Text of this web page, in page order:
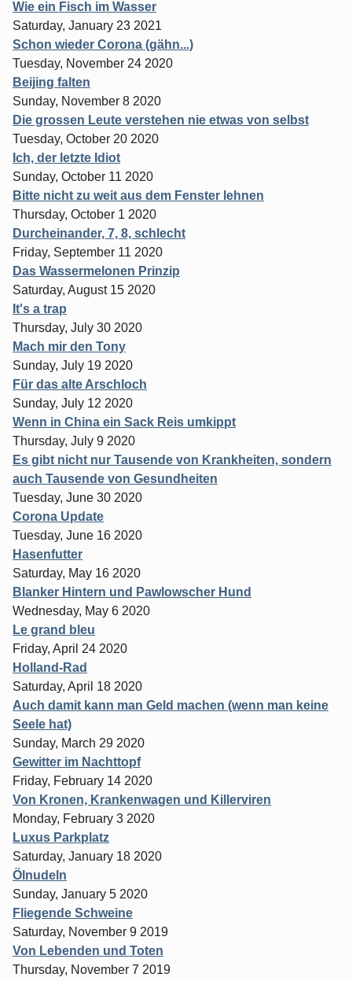
Wie ein Fisch im Wasser
Saturday, January 23 2021
Schon wieder Corona (gähn...)
Tuesday, November 24 2020
Beijing falten
Sunday, November 8 2020
Die grossen Leute verstehen nie etwas von selbst
Tuesday, October 20 2020
Ich, der letzte Idiot
Sunday, October 11 2020
Bitte nicht zu weit aus dem Fenster lehnen
Thursday, October 1 2020
Durcheinander, 7, 8, schlecht
Friday, September 11 2020
Das Wassermelonen Prinzip
Saturday, August 15 2020
It's a trap
Thursday, July 30 2020
Mach mir den Tony
Sunday, July 19 2020
Für das alte Arschloch
Sunday, July 12 2020
Wenn in China ein Sack Reis umkippt
Thursday, July 9 2020
Es gibt nicht nur Tausende von Krankheiten, sondern
auch Tausende von Gesundheiten
Tuesday, June 30 2020
Corona Update
Tuesday, June 16 2020
Hasenfutter
Saturday, May 16 2020
Blanker Hintern und Pawlowscher Hund
Wednesday, May 6 2020
Le grand bleu
Friday, April 24 2020
Holland-Rad
Saturday, April 18 2020
Auch damit kann man Geld machen (wenn man keine
Seele hat)
Sunday, March 29 2020
Gewitter im Nachttopf
Friday, February 14 2020
Von Kronen, Krankenwagen und Killerviren
Monday, February 3 2020
Luxus Parkplatz
Saturday, January 18 2020
Ölnudeln
Sunday, January 5 2020
Fliegende Schweine
Saturday, November 9 2019
Von Lebenden und Toten
Thursday, November 7 2019